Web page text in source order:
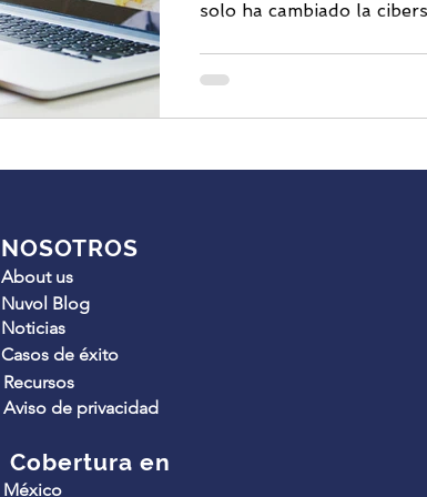
solo ha cambiado la
NOSOTROS
About us
Nuvol Blog
Noticias
Casos de éxito
Recursos
Aviso de privacidad
Cobertura en
México